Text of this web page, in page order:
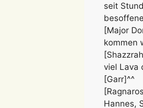
seit
[Major
kommen
viel Lava
[Garr]^^
Hannes,